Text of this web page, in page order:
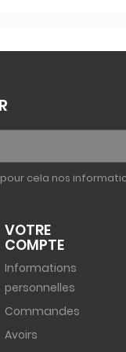
cela nos
VOTRE
COMPTE
Informations
personnelles
Commandes
Avoirs